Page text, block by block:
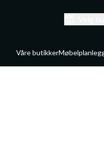
Våre butikker